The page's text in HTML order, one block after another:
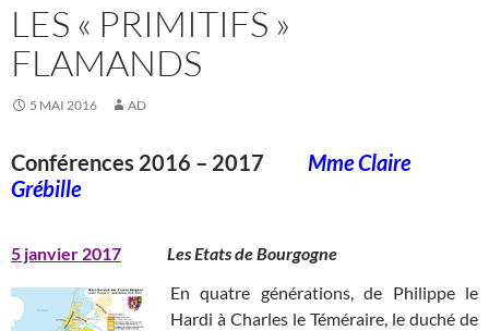
LES « PRIMITIFS »
FLAMANDS
5 MAI 2016 AD
Conférences 2016 – 2017 Mme Claire
Grébille
5 janvier 2017
Les Etats de Bourgogne
En quatre générations, de Philippe le
Hardi à Charles le Téméraire, le duché de